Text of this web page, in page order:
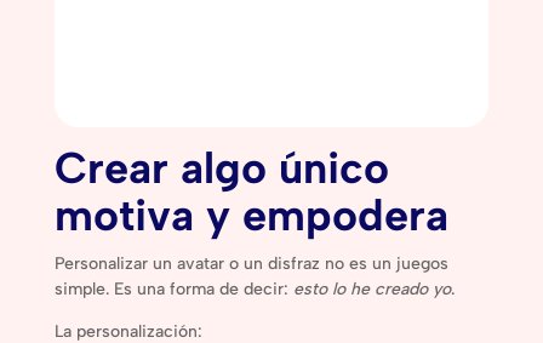
Crear algo único
motiva y empodera
Personalizar un avatar o un disfraz no es un juegos
simple. Es una forma de decir: esto lo he creado yo.
La personalización: